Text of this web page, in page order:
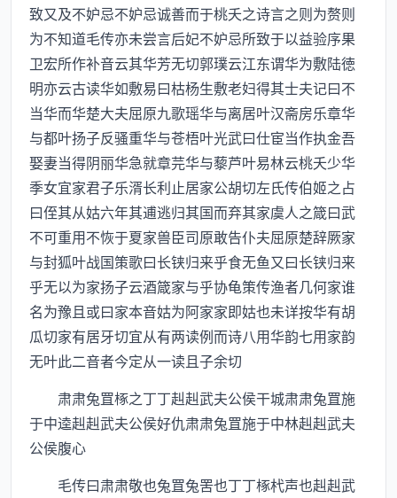
致又及不妒忌不妒忌诚善而于桃夭之诗言之则为赘则
为不知道毛传亦未尝言后妃不妒忌所致于以益验序果
卫宏所作补音云其华芳无切郭璞云江东谓华为敷陆徳
明亦云古读华如敷易曰枯杨生敷老妇得其士夫记曰不
当华而华楚大夫屈原九歌瑶华与离居叶汉斋房乐章华
与都叶扬子反骚重华与苍梧叶光武曰仕宦当作执金吾
娶妻当得阴丽华急就章芫华与藜芦叶易林云桃夭少华
季女宜家君子乐湑长利止居家公胡切左氏传伯姬之占
曰侄其从姑六年其逋逃归其国而弃其家虞人之箴曰武
不可重用不恢于夏家兽臣司原敢告仆夫屈原楚辞厥家
与封狐叶战国策歌曰长铗归来乎食无鱼又曰长铗归来
乎无以为家扬子云酒箴家与乎协龟策传渔者几何家谁
名为豫且或曰家本音姑为阿家家即姑也未详按华有胡
瓜切家有居牙切宜从有两读例而诗八用华韵七用家韵
无叶此二音者今定从一读且子余切
肃肃兔罝椓之丁丁赳赳武夫公侯干城肃肃兔罝施
于中逵赳赳武夫公侯好仇肃肃兔罝施于中林赳赳武夫
公侯腹心
毛传曰肃肃敬也兔罝兔罟也丁丁椓杙声也赳赳武